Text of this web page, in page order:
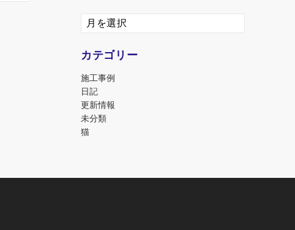
ア
ー
イ
カテゴリー
施工事例
日記
更新情報
未分類
猫